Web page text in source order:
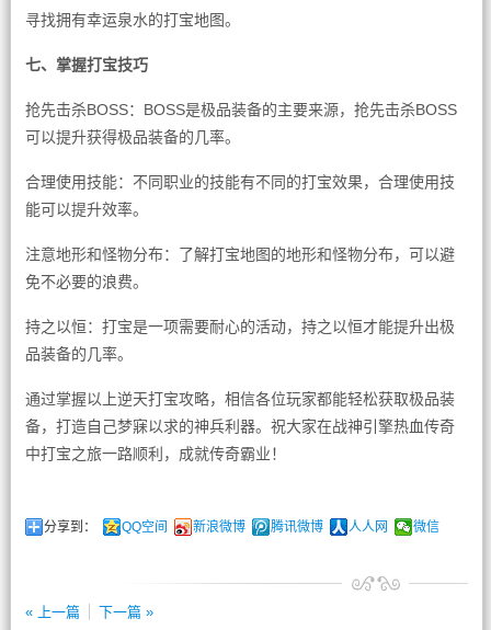
寻找拥有幸运泉水的打宝地图。
七、掌握打宝技巧
抢先击杀BOSS：BOSS是极品装备的主要来源，抢先击杀BOSS
可以提升获得极品装备的几率。
合理使用技能：不同职业的技能有不同的打宝效果，合理使用技
能可以提升效率。
注意地形和怪物分布：了解打宝地图的地形和怪物分布，可以避
免不必要的浪费。
持之以恒：打宝是一项需要耐心的活动，持之以恒才能提升出极
品装备的几率。
通过掌握以上逆天打宝攻略，相信各位玩家都能轻松获取极品装
备，打造自己梦寐以求的神兵利器。祝大家在战神引擎热血传奇
中打宝之旅一路顺利，成就传奇霸业！
分享到： QQ空间 新浪微博 腾讯微博 人人网 微信
« 上一篇
下一篇 »